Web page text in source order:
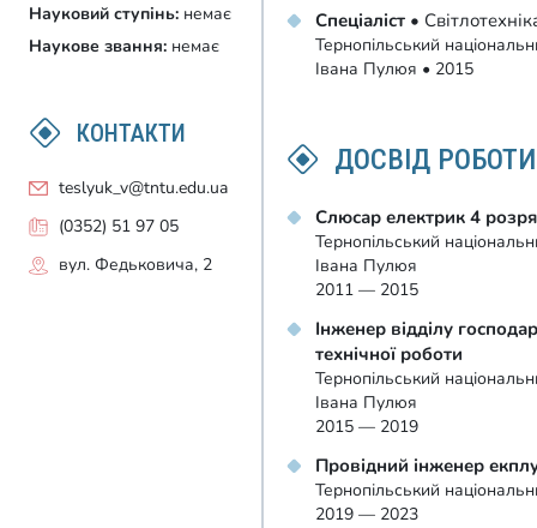
Науковий ступінь: немає
Наукове звання: немає
КОНТАКТИ
teslyuk_v@tntu.edu.ua
(0352) 51 97 05
вул. Федьковича, 2
Спеціаліст •
Тернопільський
Івана Пулюя • 2015
ДОСВІД РОБОТИ
Слюсар електрик 4
Тернопільський
Івана Пулюя
2011 — 2015
Інженер відділу
технічної роботи
Тернопільський
Івана Пулюя
2015 — 2019
Провідний інженер
Тернопільський
2019 — 2023